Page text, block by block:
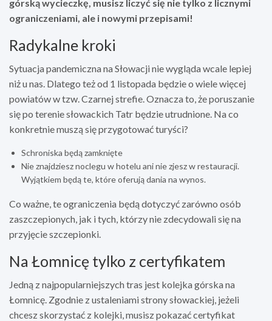
górską wycieczkę, musisz liczyć się nie tylko z licznymi
ograniczeniami, ale i nowymi przepisami!
Radykalne kroki
Sytuacja pandemiczna na Słowacji nie wygląda wcale lepiej
niż u nas. Dlatego też od 1 listopada będzie o wiele więcej
powiatów w tzw. Czarnej strefie. Oznacza to, że poruszanie
się po terenie słowackich Tatr będzie utrudnione. Na co
konkretnie muszą się przygotować turyści?
Schroniska będą zamknięte
Nie znajdziesz noclegu w hotelu ani nie zjesz w restauracji.
Wyjątkiem będą te, które oferują dania na wynos.
Co ważne, te ograniczenia będą dotyczyć zarówno osób
zaszczepionych, jak i tych, którzy nie zdecydowali się na
przyjęcie szczepionki.
Na Łomnicę tylko z certyfikatem
Jedną z najpopularniejszych tras jest kolejka górska na
Łomnicę. Zgodnie z ustaleniami strony słowackiej, jeżeli
chcesz skorzystać z kolejki, musisz pokazać certyfikat